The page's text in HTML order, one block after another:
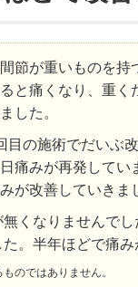
節が重いものを持
と痛くなり、重く
した。
目の施術でだいぶ
痛みが再発してい
が改善していきま
くなりませんで
。半年ほどで痛み
のではありません。